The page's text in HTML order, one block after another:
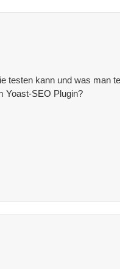
testen kann und was man
Yoast-SEO Plugin?